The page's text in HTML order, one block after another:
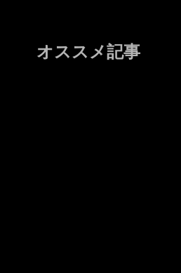
オススメ記事